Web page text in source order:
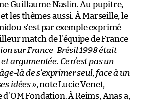
Guillaume Naslin. Au pupitre,
les thèmes aussi. À Marseille, le
s’est par exemple exprimé
match de l’équipe de France
sur France-Brésil 1998 était
argumentée. Ce n’est pas un
là de s’exprimer seul, face à un
idées », note Lucie Venet,
Fondation. À Reims, Anas a,